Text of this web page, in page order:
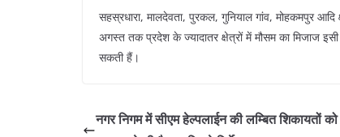
सहस्रधारा, मालदेवता, पुरकल, गुनियाल गांव, मोहकमपुर आदि
अगस्त तक प्रदेश के ज्यादातर क्षेत्रों में मौसम का मिजाज
सकती हैं।
नगर निगम में सीएम हेल्पलाईन की लम्बित शिकायतों